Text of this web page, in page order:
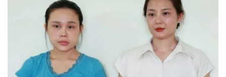
Phân tích